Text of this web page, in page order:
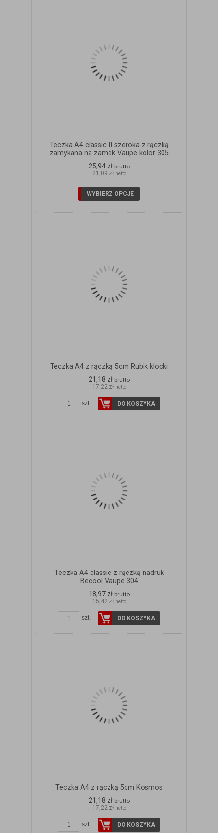
Teczka A4 classic II szeroka z rączką
zamykana na zamek Vaupe kolor 305
25,94 zł brutto
21,09 zł netto
WYBIERZ OPCJE
Teczka A4 z rączką 5cm Rubik klocki
21,18 zł brutto
17,22 zł netto
szt. DO KOSZYKA
Teczka A4 classic z rączką nadruk
Becool Vaupe 304
18,97 zł brutto
15,42 zł netto
szt. DO KOSZYKA
Teczka A4 z rączką 5cm Kosmos
21,18 zł brutto
17,22 zł netto
szt. DO KOSZYKA